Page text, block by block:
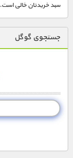
سبد خریدتان خالی است.
جستجوی گوگل